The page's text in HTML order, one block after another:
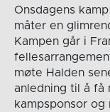
Onsdagens
måter en
Kampen går i
møte Halden
anledning til å få
kampsponsor og